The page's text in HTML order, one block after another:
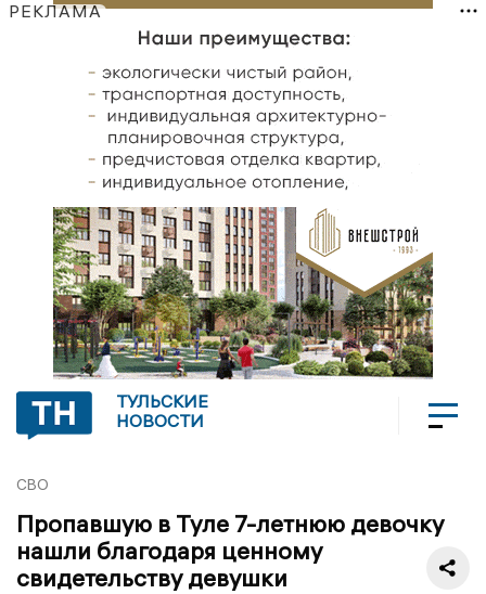
РЕКЛАМА
ТУЛЬСКИЕ
НОВОСТИ
СВО
Пропавшую в Туле 7-летнюю девочку
нашли благодаря ценному
свидетельству девушки